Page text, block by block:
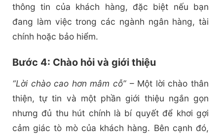
thông tin của khách hàng, đặc biệt nếu bạn
đang làm việc trong các ngành ngân hàng, tài
chính hoặc bảo hiểm.
Bước 4: Chào hỏi và giới thiệu
“Lời chào cao hơn mâm cỗ” – Một lời chào thân
thiện, tự tin và một phần giới thiệu ngắn gọn
nhưng đủ thu hút chính là bí quyết để khơi gợi
cảm giác tò mò của khách hàng. Bên cạnh đó,